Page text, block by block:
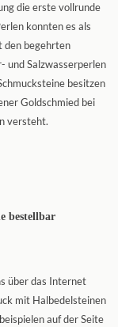
die erste vollrunde
konnten es als
den begehrten
und Salzwasserperlen
besitzen
Goldschmied bei
versteht.
bestellbar
über das Internet
mit Halbedelsteinen
auf der Seite